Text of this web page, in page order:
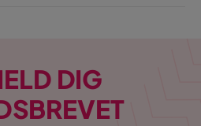
DIG